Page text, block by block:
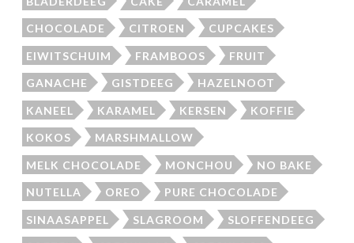
CHOCOLADE CITROEN CUPCAKES
EIWITSCHUIM FRAMBOOS FRUIT
GANACHE GISTDEEG HAZELNOOT
KANEEL KARAMEL KERSEN KOFFIE
KOKOS MARSHMALLOW
MELK CHOCOLADE MONCHOU NO BAKE
NUTELLA OREO PURE CHOCOLADE
SINAASAPPEL SLAGROOM SLOFFENDEEG